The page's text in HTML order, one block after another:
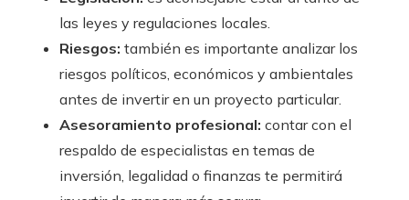
las leyes y regulaciones locales.
Riesgos: también es importante analizar los
riesgos políticos, económicos y ambientales
antes de invertir en un proyecto particular.
Asesoramiento profesional: contar con el
respaldo de especialistas en temas de
inversión, legalidad o finanzas te permitirá